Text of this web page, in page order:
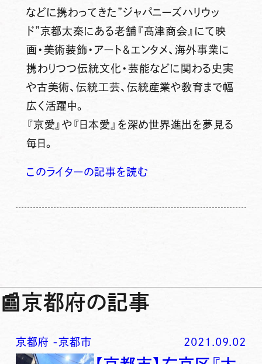
などに携わってきた”ジャパニーズハリウッ
ド”京都太秦にある老舗『髙津商会』にて映
画・美術装飾・アート＆エンタメ、海外事業に
携わりつつ伝統文化・芸能などに関わる史実
や古美術、伝統工芸、伝統産業や教育まで幅
広く活躍中。
『京愛』や『日本愛』を深め世界進出を夢見る
毎日。
このライターの記事を読む
📰京都府の記事
京都府 -京都市 2021.09.02